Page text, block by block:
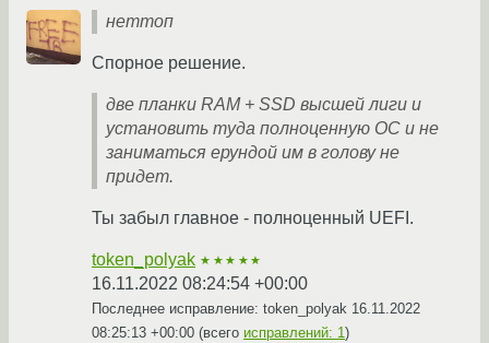
неттоп
Спорное решение.
две планки RAM + SSD высшей лиги и
установить туда полноценную ОС и не
заниматься ерундой им в голову не
придет.
Ты забыл главное - полноценный UEFI.
token_polyak ★★★★★
16.11.2022 08:24:54 +00:00
Последнее исправление: token_polyak 16.11.2022
08:25:13 +00:00 (всего исправлений: 1)